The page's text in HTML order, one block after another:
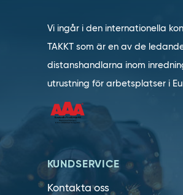
Vi ingår i den internationella
TAKKT som är en av de
distanshandlarna inom
utrustning för arbetsplatser i
KUNDSERVICE
Kontakta oss